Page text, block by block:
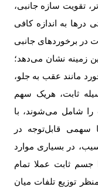
تقویت سازه جانبی،
درها به اندازه کافی
در برخوردهای جانبی
زمینه نشان می‌دهد؛
مانند عقب به جلو،
ثابت، هریک سهم
را شامل می‌شوند، با
سهمی قابل‌توجه در
در بسیاری موارد
ثابت عملا تمام
توزیع تلفات میان